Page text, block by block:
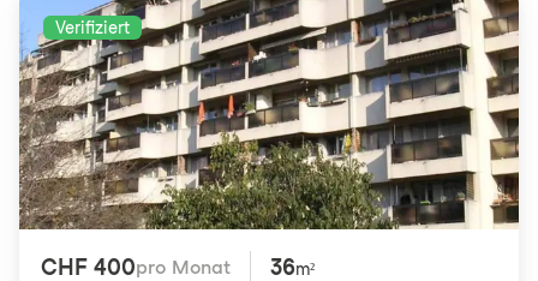
Verifiziert
CHF 400pro Monat 36m²